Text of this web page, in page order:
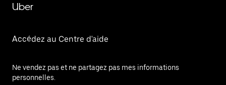
Uber
Accédez au Centre d'aide
Ne vendez pas et ne partagez pas mes informations
personnelles.